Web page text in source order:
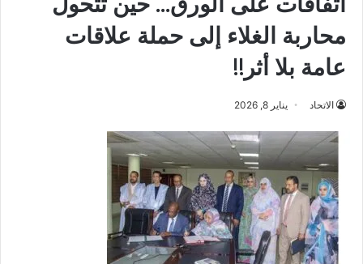
محاربة الغلاء إلى حملة علاقات
عامة بلا أثر!!
الاتحاد يناير 8, 2026